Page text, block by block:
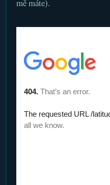
mě máte).